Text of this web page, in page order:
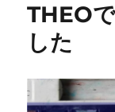
THEO
した